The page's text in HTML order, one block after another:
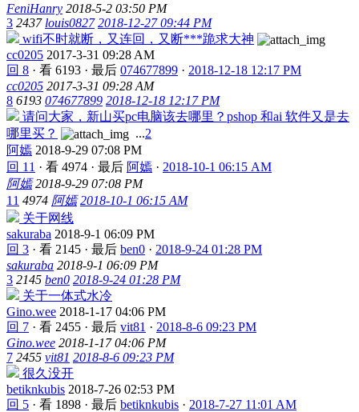
FeniHanry 2018-5-2 03:50 PM
3 2437 louis0827 2018-12-27 09:44 PM
wifi不时就断，又连回，又断***跪求大神
cc0205 2017-3-31 09:28 AM
回 8 · 看 6193 · 最后 074677899 · 2018-12-18 12:17 PM
cc0205 2017-3-31 09:28 AM
8 6193 074677899 2018-12-18 12:17 PM
请问大家，新山买pc电脑该去哪里？pshop 和ai 软件又是去
哪里买？
...2
阿嫣 2018-9-29 07:08 PM
回 11 · 看 4974 · 最后 阿嫣 · 2018-10-1 06:15 AM
阿嫣 2018-9-29 07:08 PM
11 4974 阿嫣 2018-10-1 06:15 AM
关于网线
sakuraba 2018-9-1 06:09 PM
回 3 · 看 2145 · 最后 ben0 · 2018-9-24 01:28 PM
sakuraba 2018-9-1 06:09 PM
3 2145 ben0 2018-9-24 01:28 PM
关于一体式水冷
Gino.wee 2018-1-17 04:06 PM
回 7 · 看 2455 · 最后 vit81 · 2018-8-6 09:23 PM
Gino.wee 2018-1-17 04:06 PM
7 2455 vit81 2018-8-6 09:23 PM
很久没开
betiknkubis 2018-7-26 02:53 PM
回 5 · 看 1898 · 最后 betiknkubis · 2018-7-27 11:01 AM